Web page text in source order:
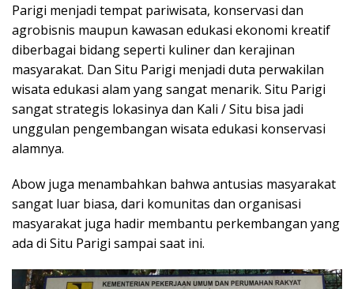
Parigi menjadi tempat pariwisata, konservasi dan
agrobisnis maupun kawasan edukasi ekonomi kreatif
diberbagai bidang seperti kuliner dan kerajinan
masyarakat. Dan Situ Parigi menjadi duta perwakilan
wisata edukasi alam yang sangat menarik. Situ Parigi
sangat strategis lokasinya dan Kali / Situ bisa jadi
unggulan pengembangan wisata edukasi konservasi
alamnya.
Abow juga menambahkan bahwa antusias masyarakat
sangat luar biasa, dari komunitas dan organisasi
masyarakat juga hadir membantu perkembangan yang
ada di Situ Parigi sampai saat ini.